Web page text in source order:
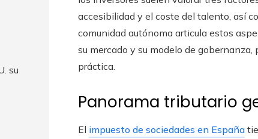
accesibilidad y el coste del talento, así
comunidad autónoma articula estos
su mercado y su modelo de
práctica.
Panorama tributario
El impuesto de sociedades en España
su